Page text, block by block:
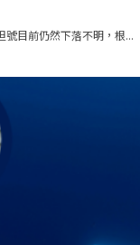
目前仍然下落不明，根...